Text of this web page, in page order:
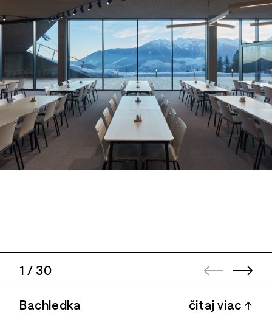
1 / 30
Bachledka čitaj viac ↑